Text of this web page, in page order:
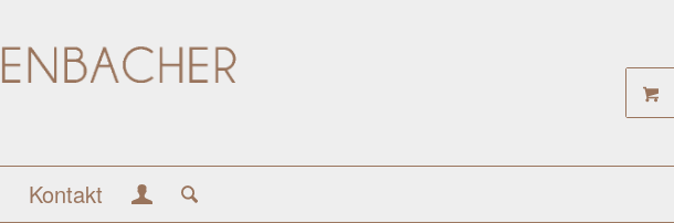
Kontakt